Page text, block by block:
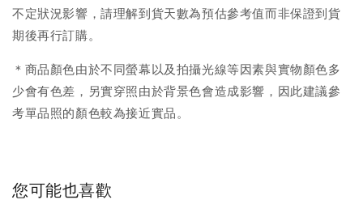
不定狀況影響，請理解到貨天數為預估參考值而非保證到貨
期後再行訂購。
＊商品顏色由於不同螢幕以及拍攝光線等因素與實物顏色多
少會有色差，另實穿照由於背景色會造成影響，因此建議參
考單品照的顏色較為接近實品。
您可能也喜歡